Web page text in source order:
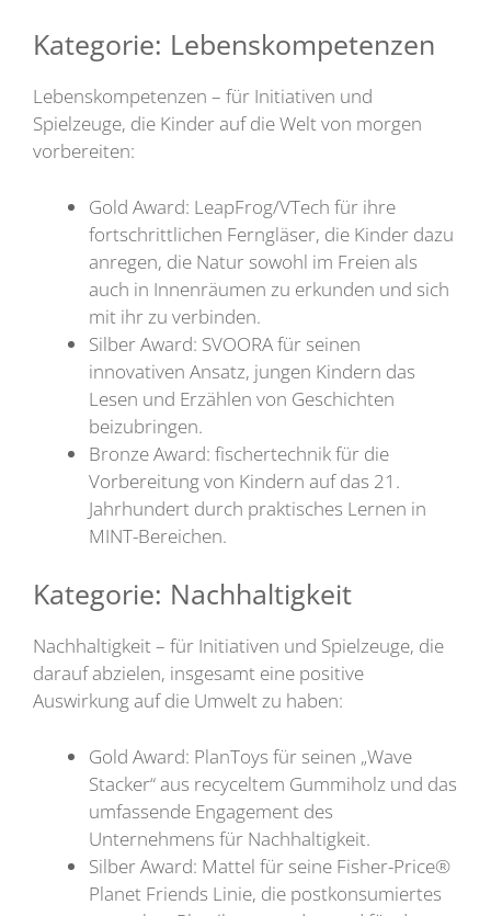
Kategorie: Lebenskompetenzen
Lebenskompetenzen – für Initiativen und
Spielzeuge, die Kinder auf die Welt von morgen
vorbereiten:
Gold Award: LeapFrog/VTech für ihre
fortschrittlichen Ferngläser, die Kinder dazu
anregen, die Natur sowohl im Freien als
auch in Innenräumen zu erkunden und sich
mit ihr zu verbinden.
Silber Award: SVOORA für seinen
innovativen Ansatz, jungen Kindern das
Lesen und Erzählen von Geschichten
beizubringen.
Bronze Award: fischertechnik für die
Vorbereitung von Kindern auf das 21.
Jahrhundert durch praktisches Lernen in
MINT-Bereichen.
Kategorie: Nachhaltigkeit
Nachhaltigkeit – für Initiativen und Spielzeuge, die
darauf abzielen, insgesamt eine positive
Auswirkung auf die Umwelt zu haben:
Gold Award: PlanToys für seinen „Wave
Stacker“ aus recyceltem Gummiholz und das
umfassende Engagement des
Unternehmens für Nachhaltigkeit.
Silber Award: Mattel für seine Fisher-Price®
Planet Friends Linie, die postkonsumiertes